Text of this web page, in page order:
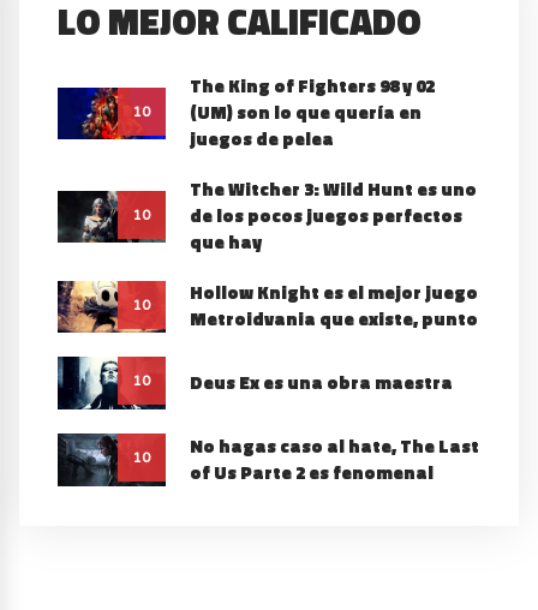
LO MEJOR CALIFICADO
10
The King of Fighters 98 y 02
(UM) son lo que quería en
juegos de pelea
10
The Witcher 3: Wild Hunt es uno
de los pocos juegos perfectos
que hay
10
Hollow Knight es el mejor juego
Metroidvania que existe, punto
10 Deus Ex es una obra maestra
10
No hagas caso al hate, The Last
of Us Parte 2 es fenomenal